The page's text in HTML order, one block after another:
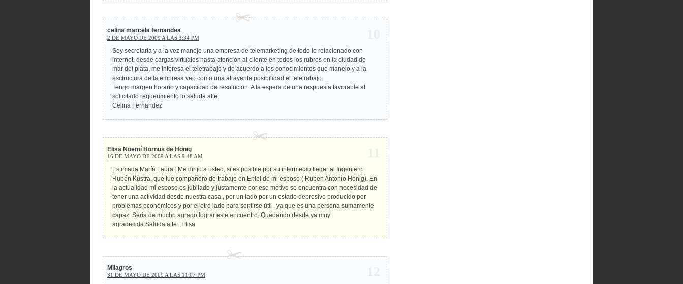
celina marcela fernandea
2 DE MAYO DE 2009 A LAS 3:34 PM
Soy secretaria y a la vez manejo una empresa de telemarketing de todo lo relacionado con
internet, desde cargas virtuales hasta atencion al cliente en todos los rubros en la ciudad de
mar del plata, me interesa el teletrabajo y de acuerdo a los conocimientos que manejo y a la
esctructura de la empresa veo como una atrayente posibilidad el teletrabajo.
Tengo margen horario y capacidad de resolucion. A la espera de una respuesta favorable al
solicitado requerimiento lo saluda atte.
Celina Fernandez
Elisa Noemí Hornus de Honig
16 DE MAYO DE 2009 A LAS 9:48 AM
Estimada María Laura : Me dirijo a usted, si es posible por su intermedio llegar al Ingeniero
Rubén Kustra, que fue compañero de trabajo en Entel de mi esposo ( Ruben Antonio Honig). En
la actualidad mi esposo es jubilado y justamente por ese motivo se encuentra con necesidad de
tener una actividad desde nuestra casa , por un lado por un estado depresivo producido por
problemas económicos y por el otro lado para sentirse útil , ya que es una persona sumamente
capaz. Seria de mucho agrado lograr este encuentro. Quedando desde ya muy
agradecida.Saluda atte . Elisa
Milagros
31 DE MAYO DE 2009 A LAS 11:07 PM